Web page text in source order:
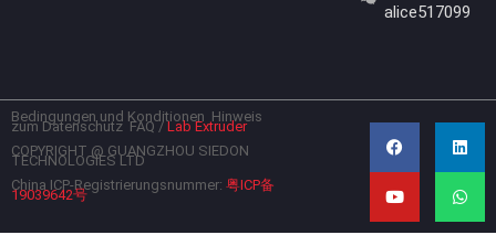
alice517099
Bedingungen und Konditionen Hinweis
zum Datenschutz FAQ/Lab Extruder
COPYRIGHT @ GUANGZHOU SIEDON
TECHNOLOGIES LTD
China ICP-Registrierungsnummer: 粤ICP备
19039642号
c
o
n
d
u
b
a
a